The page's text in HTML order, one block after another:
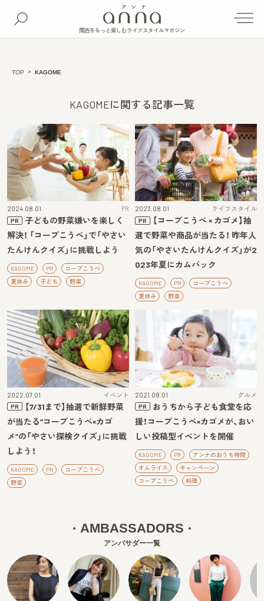
関西をもっと楽しむライフスタイルマガジン
TOP KAGOME
KAGOMEに関する記事一覧
2024.08.01 PR
PR
子どもの野菜嫌いを楽しく
解決！ 「コープこうべ」で「やさい
たんけんクイズ」に挑戦しよう
KAGOME PR
コープこうべ
夏休み
子ども 野菜
2023.08.01 ライフスタイル
PR
【コープこうべ × カゴメ】抽
選で野菜や商品が当たる！ 昨年人
気の「やさいたんけんクイズ」が2
023年夏にカムバック
KAGOME PR
コープこうべ
夏休み
野菜
2022.07.01 イベント
PR
【7/31まで】抽選で新鮮野菜
が当たる“コープこうべ×カゴ
メ”の「やさい探検クイズ」に挑戦
しよう！
KAGOME PR
コープこうべ
野菜
2021.08.01 グルメ
PR
おうちから子ども食堂を応
援！コープこうべ×カゴメが、おい
しい投稿型イベントを開催
KAGOME PR
アンナのおうち時間
オムライス
キャンペーン
コープこうべ
料理
AMBASSADORS
アンバサダー一覧